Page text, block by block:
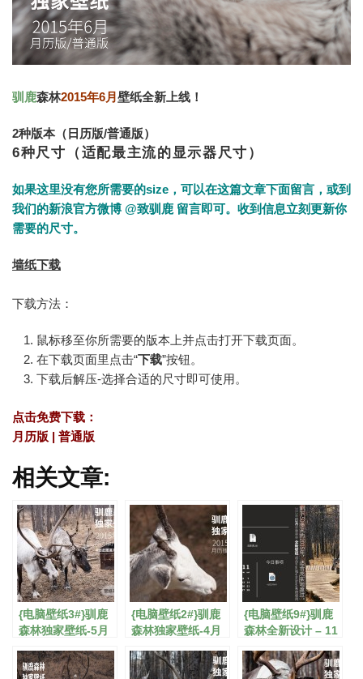
驯鹿森林2015年6月 壁纸全新上线！
2种版本（日历版/普通版）
6种尺寸（适配最主流的显示器尺寸）
如果这里没有您所需要的size，可以在这篇文章下面留言，或到
我们的新浪官方微博 @致驯鹿 留言即可。收到信息立刻更新你
需要的尺寸。
墙纸下载
下载方法：
鼠标移至你所需要的版本上并点击打开下载页面。
在下载页面里点击“下载”按钮。
下载后解压-选择合适的尺寸即可使用。
点击免费下载：
月历版 | 普通版
相关文章:
{电脑壁纸3#}驯鹿
森林独家壁纸-5月
{电脑壁纸2#}驯鹿
森林独家壁纸-4月
{电脑壁纸9#}驯鹿
森林全新设计 – 11